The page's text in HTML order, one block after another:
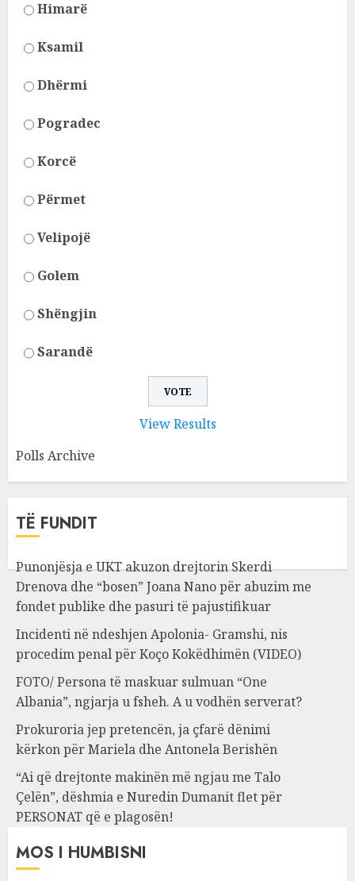
Himarë
Ksamil
Dhërmi
Pogradec
Korcë
Përmet
Velipojë
Golem
Shëngjin
Sarandë
View Results
Polls Archive
TË FUNDIT
Punonjësja e UKT akuzon drejtorin Skerdi
Drenova dhe “bosen” Joana Nano për abuzim me
fondet publike dhe pasuri të pajustifikuar
Incidenti në ndeshjen Apolonia- Gramshi, nis
procedim penal për Koço Kokëdhimën (VIDEO)
FOTO/ Persona të maskuar sulmuan “One
Albania”, ngjarja u fsheh. A u vodhën serverat?
Prokuroria jep pretencën, ja çfarë dënimi
kërkon për Mariela dhe Antonela Berishën
“Ai që drejtonte makinën më ngjau me Talo
Çelën”, dëshmia e Nuredin Dumanit flet për
PERSONAT që e plagosën!
MOS I HUMBISNI